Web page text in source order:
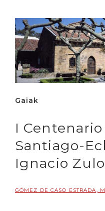
Gaiak
I
Santiago-
Ignacio
GÓMEZ DE CASO ESTRADA,